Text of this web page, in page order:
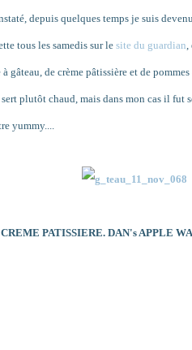
depuis quelques temps je suis
tous les samedis sur le site du guardian,
gâteau, de crème pâtissière et de
plutôt chaud, mais dans mon cas il fut
yummy....
PATISSIERE. DAN's APPLE